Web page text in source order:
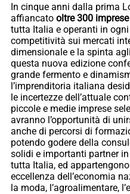
In cinque anni dalla prima
affiancato oltre 300 imprese
tutta Italia e operanti in
competitività sui mercati
dimensionale e la spinta
questa nuova edizione
grande fermento e
l’imprenditoria italiana
le incertezze dell’attuale
piccole e medie imprese
avranno l’opportunità di
anche di percorsi di
potendo godere della
solidi e importanti partner
tutta Italia, ed
eccellenza dell’economia
la moda, l’agroalimentare,